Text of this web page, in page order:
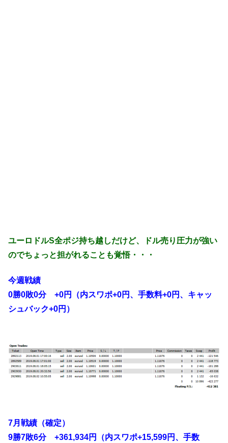
ユーロドルS全ポジ持ち越しだけど、ドル売り圧力が強い
のでちょっと担がれることも覚悟・・・
今週戦績
0勝0敗0分 +0‬‬円（内スワポ+0円、手数料+0円、キャッ
シュバック+0円）
7月戦績（確定）
9勝7敗6分 +361,934‬‬‬円（内スワポ+15,599円、手数